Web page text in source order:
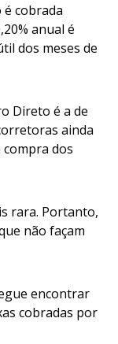
cobrada
anual é
dos meses de
Direto é a de
ainda
dos
rara. Portanto,
não façam
encontrar
cobradas por